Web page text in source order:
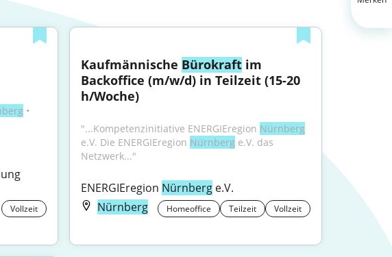
•
Vollzeit
Kaufmännische Bürokraft im
Backoffice (m/w/d) in Teilzeit (15-20
h/Woche)
"...Kompetenzinitiative ENERGIEregion Nürnberg
e.V. Die ENERGIEregion Nürnberg e.V. das
Netzwerk..."
ENERGIEregion Nürnberg e.V.
Nürnberg
Homeoffice Teilzeit Vollzeit